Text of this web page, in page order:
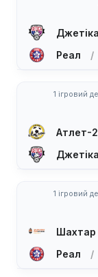
Джетіка
Реал
1 ігровий
Атлет-2
Джетіка
1 ігровий
Шахтар
Реал